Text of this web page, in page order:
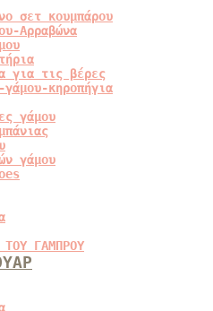
σετ κουμπάρου
Αρραβώνα
για τις βέρες
γάμου-κηροπήγια
γάμου
γάμου
ΓΑΜΠΡΟΥ